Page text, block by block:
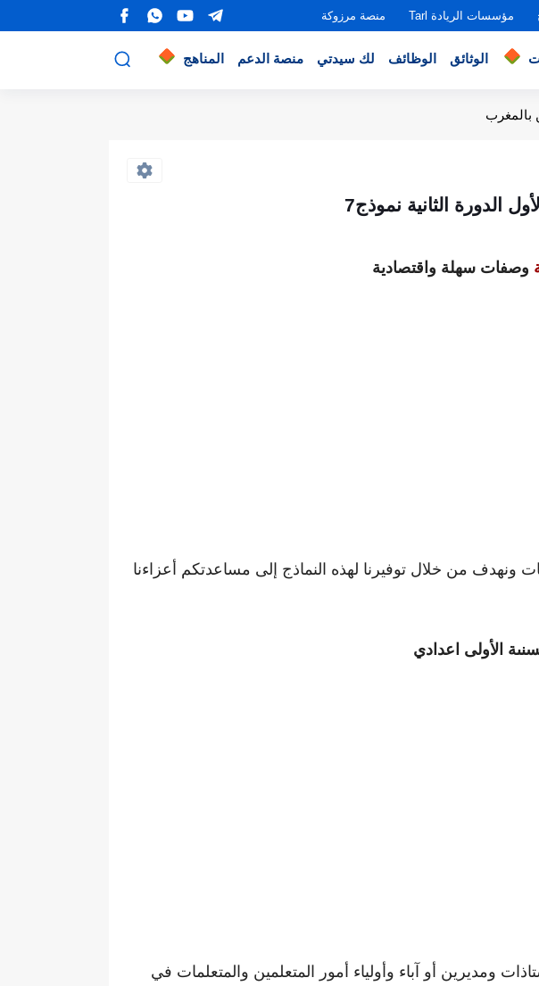
مؤسسات الريادة Tarl منصة مرزوكة
الوثائق الوظائف لك سيدتي منصة الدعم المناهج
بالمغرب
الدورة الثانية نموذج7
وصفات سهلة واقتصادية
من خلال توفيرنا لهذه النماذج إلى مساعدتكم أعزاءنا
الأولى اعدادي
ومديرين أو ﺁباء وأولياء أمور المتعلمين والمتعلمات في